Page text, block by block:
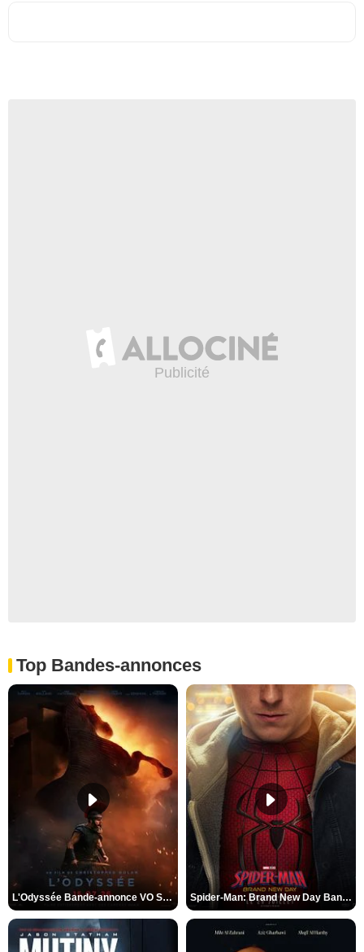
Top Bandes-annonces
L'Odyssée Bande-annonce VO STFR Spider-Man: Brand New Day Bande-annonce VO STFR